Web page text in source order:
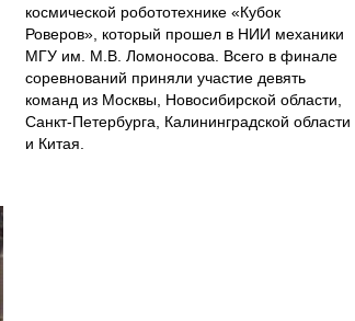
космической робототехнике «Кубок
Роверов», который прошел в НИИ механики
МГУ им. М.В. Ломоносова. Всего в финале
соревнований приняли участие девять
команд из Москвы, Новосибирской области,
Санкт-Петербурга, Калининградской области
и Китая.